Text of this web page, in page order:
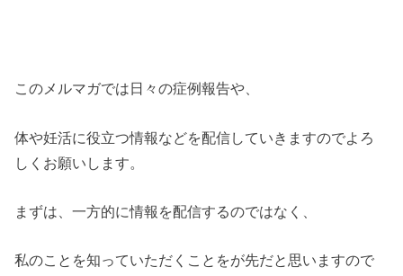
このメルマガでは日々の症例報告や、
体や妊活に役立つ情報などを配信していきますのでよろ
しくお願いします。
まずは、一方的に情報を配信するのではなく、
私のことを知っていただくことをが先だと思いますので